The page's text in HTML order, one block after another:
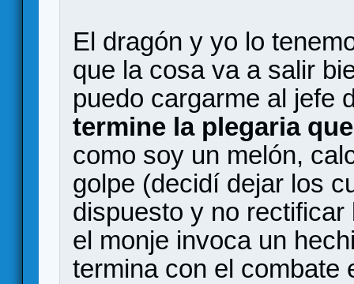
El dragón y yo lo
que la cosa va a salir
puedo cargarme al jefe
termine la plegaria
como soy un melón,
golpe (decidí dejar los
dispuesto y no
el monje invoca un
termina con el combate